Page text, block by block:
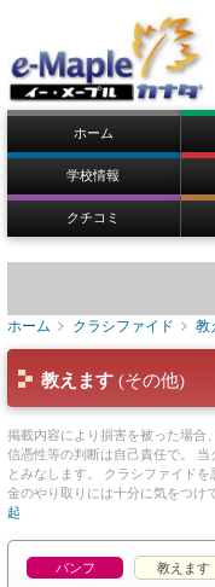
ホーム
学校情報
クチコミ
ホーム クラシファイド 教
教えます (その他)
掲載内容により損害を被った場合
信憑性等の判断は自己責任で。 当
とみなします。 クラシファイド
金のやり取りには十分に気をつけ
起
バンフ 教えます